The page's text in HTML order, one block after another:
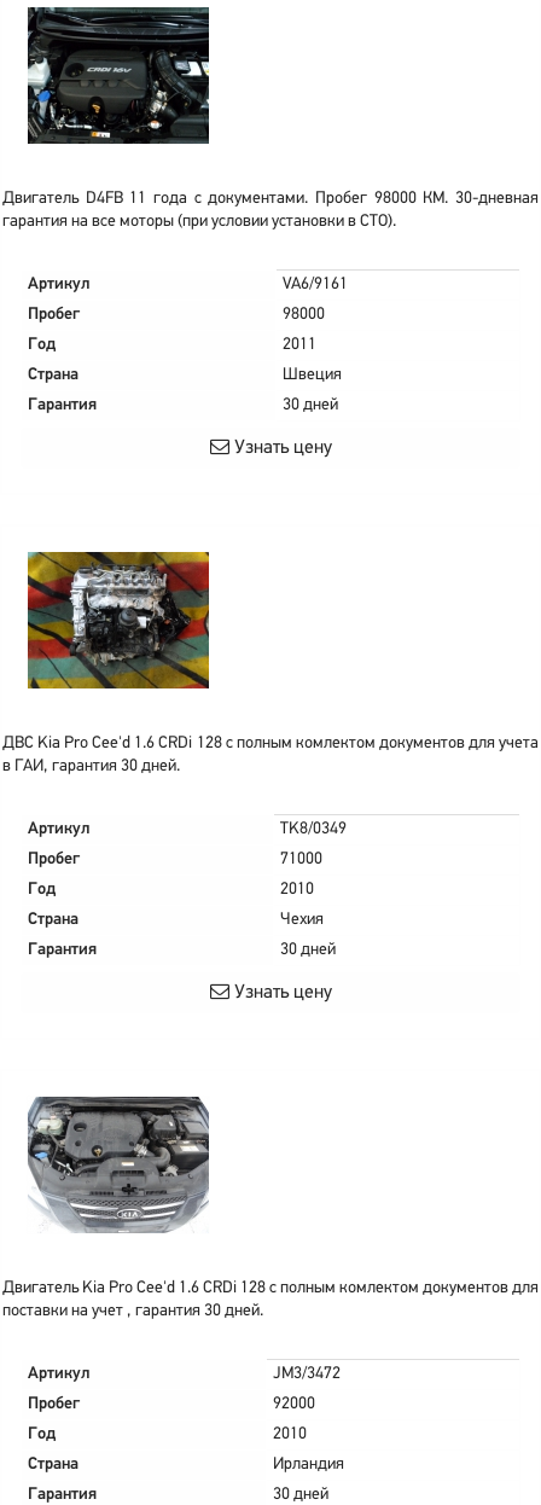
Двигатель D4FB 11 года с документами. Пробег 98000 КМ. 30-дневная
гарантия на все моторы (при условии установки в СТО).
Артикул
VA6/9161
Пробег
98000
Год
2011
Страна
Швеция
Гарантия
30 дней
Узнать цену
ДВС Kia Pro Cee'd 1.6 CRDi 128 с полным комлектом документов для учета
в ГАИ, гарантия 30 дней.
Артикул
TK8/0349
Пробег
71000
Год
2010
Страна
Чехия
Гарантия
30 дней
Узнать цену
Двигатель Kia Pro Cee'd 1.6 CRDi 128 с полным комлектом документов для
поставки на учет , гарантия 30 дней.
Артикул
JM3/3472
Пробег
92000
Год
2010
Страна
Ирландия
Гарантия
30 дней